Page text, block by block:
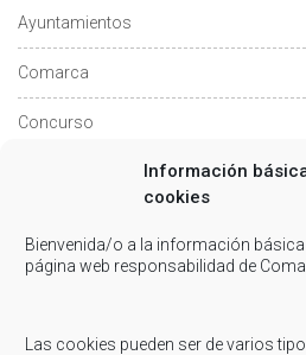
Información
cookies
Bienvenida/o a la información
página web responsabilidad de
Las cookies pueden ser de varios
Ayuntamientos
Comarca
Concurso
Deportes